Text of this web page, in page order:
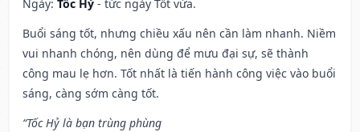
Ngày: Tốc Hỷ - tức ngày Tốt vừa.
Buổi sáng tốt, nhưng chiều xấu nên cần làm nhanh. Niềm
vui nhanh chóng, nên dùng để mưu đại sự, sẽ thành
công mau lẹ hơn. Tốt nhất là tiến hành công việc vào buổi
sáng, càng sớm càng tốt.
“Tốc Hỷ là bạn trùng phùng